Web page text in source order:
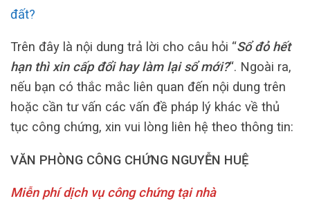
đất?
Trên đây là nội dung trả lời cho câu hỏi “Sổ đỏ hết
hạn thì xin cấp đổi hay làm lại sổ mới?“. Ngoài ra,
nếu bạn có thắc mắc liên quan đến nội dung trên
hoặc cần tư vấn các vấn đề pháp lý khác về thủ
tục công chứng, xin vui lòng liên hệ theo thông tin:
VĂN PHÒNG CÔNG CHỨNG NGUYỄN HUỆ
Miễn phí dịch vụ công chứng tại nhà